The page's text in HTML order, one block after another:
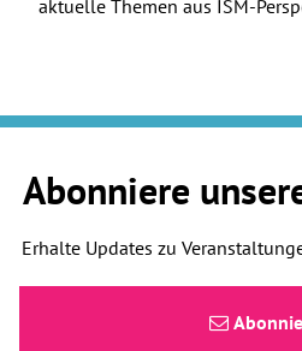
aktuelle Themen aus ISM-
Abonniere
Erhalte Updates zu